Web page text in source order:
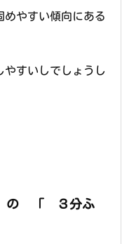
やすい傾向にある
やすいしでしょうし
の 「 ３分ふ